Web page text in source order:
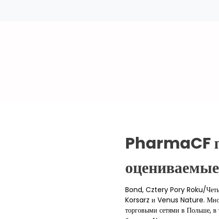
PharmaCF
Bond, Cztery Pory Roku/
Korsarz и Venus Nature.
торговыми сетями в Польше, в